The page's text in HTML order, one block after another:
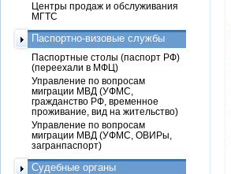
Центры продаж и обслуживания
МГТС
Паспортно-визовые службы
Паспортные столы (паспорт РФ)
(переехали в МФЦ)
Управление по вопросам
миграции МВД (УФМС,
гражданство РФ, временное
проживание, вид на жительство)
Управление по вопросам
миграции МВД (УФМС, ОВИРы,
загранпаспорт)
Судебные органы